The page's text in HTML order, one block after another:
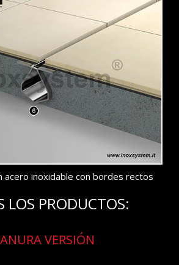
acero inoxidable con bordes rectos
LOS PRODUCTOS:
VERSIÓN